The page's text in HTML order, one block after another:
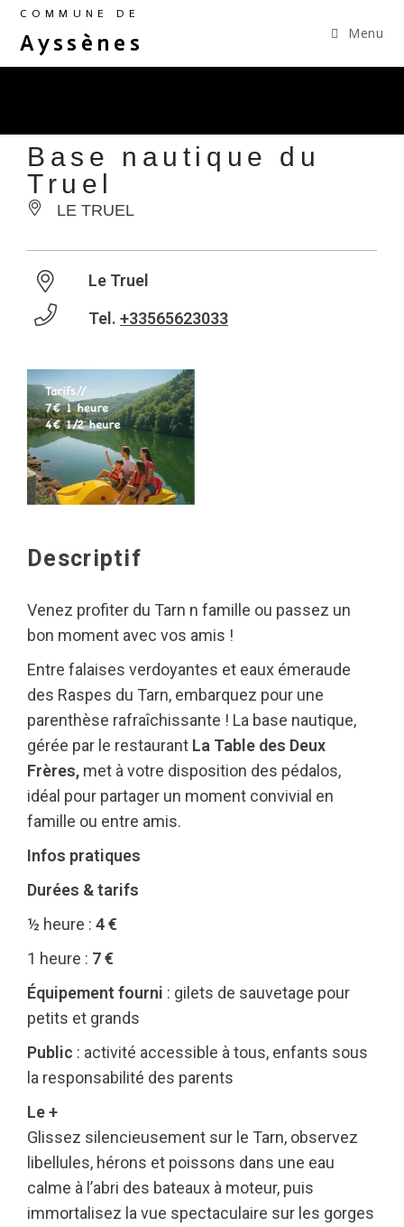
COMMUNE DE
Ayssènes Menu
Base nautique du
Truel
LE TRUEL
Le Truel
Tel. +33565623033
Descriptif
Venez profiter du Tarn n famille ou passez un
bon moment avec vos amis !
Entre falaises verdoyantes et eaux émeraude
des Raspes du Tarn, embarquez pour une
parenthèse rafraîchissante ! La base nautique,
gérée par le restaurant La Table des Deux
Frères, met à votre disposition des pédalos,
idéal pour partager un moment convivial en
famille ou entre amis.
Infos pratiques
Durées & tarifs
½ heure : 4 €
1 heure : 7 €
Équipement fourni : gilets de sauvetage pour
petits et grands
Public : activité accessible à tous, enfants sous
la responsabilité des parents
Le +
Glissez silencieusement sur le Tarn, observez
libellules, hérons et poissons dans une eau
calme à l’abri des bateaux à moteur, puis
immortalisez la vue spectaculaire sur les gorges